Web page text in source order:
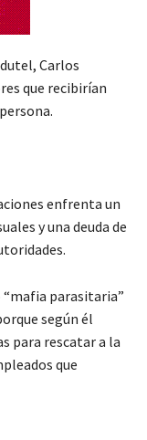
Carlos
que recibirían
enfrenta un
y una deuda de
parasitaria”
según él
para rescatar a la
que